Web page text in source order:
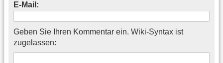
E-Mail:
Geben Sie Ihren Kommentar ein. Wiki-Syntax ist
zugelassen: